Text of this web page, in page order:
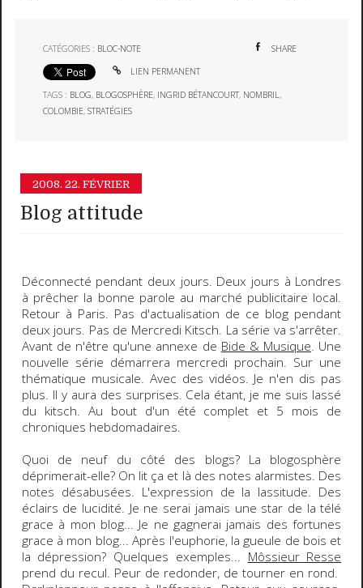
CATÉGORIES : BLOC-NOTE SHARE
LIEN PERMANENT
TAGS : BLOG, BLOGOSPHÈRE, INGRID BÉTANCOURT, NOMBRIL,
COLOMBIE,STRATÉGIES
2008. 22. FÉVRIER
Blog attitude
Déconnecté pendant deux jours. Deux jours à Londres
à prêcher la bonne parole au marché publicitaire local.
Retour à Paris. Pas d'actualisation de ce blog pendant
deux jours. Pas de Mercredi Kitsch. La série va s'arrêter.
Avant de n'être qu'une annexe de Bide & Musique. Une
nouvelle série démarrera mercredi prochain. Sur une
thématique musicale. Avec des vidéos. Je n'en dis pas
plus. Il y aura des surprises. Cela étant, je me suis lassé
du kitsch. Au bout d'un été complet et 5 mois de
chroniques hebdomadaires.
Quoi de neuf du côté des blogs?La blogosphère
déprimerait-elle? On lit ça et là des notes alarmistes. Des
notes désabusées. L'expression de la lassitude. Des
éclairs de lucidité. Je ne serai jamais une star de la télé
grace à mon blog... Je ne gagnerai jamais des fortunes
grace à mon blog... Après l'euphorie, la gueule de bois et
la dépression? Quelques exemples... Môssieur Resse
prend du recul. Peur de redonder, de tourner en rond.